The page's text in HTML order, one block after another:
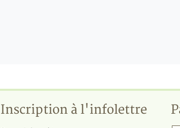
Inscription à l'infolettre